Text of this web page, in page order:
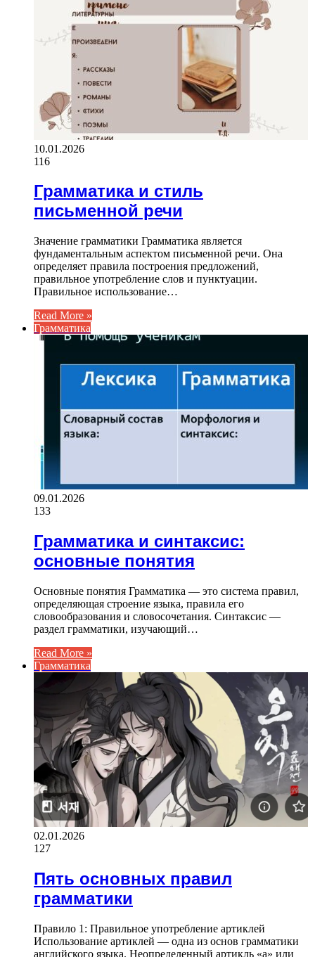
10.01.2026
116
Грамматика и стиль
письменной речи
Значение грамматики Грамматика является
фундаментальным аспектом письменной речи. Она
определяет правила построения предложений,
правильное употребление слов и пунктуации.
Правильное использование…
Read More »
Грамматика
09.01.2026
133
Грамматика и синтаксис:
основные понятия
Основные понятия Грамматика — это система правил,
определяющая строение языка, правила его
словообразования и словосочетания. Синтаксис —
раздел грамматики, изучающий…
Read More »
Грамматика
02.01.2026
127
Пять основных правил
грамматики
Правило 1: Правильное употребление артиклей
Использование артиклей — одна из основ грамматики
английского языка. Неопределенный артикль «a» или